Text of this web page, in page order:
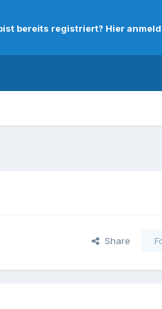
bereits registriert? Hier
Share